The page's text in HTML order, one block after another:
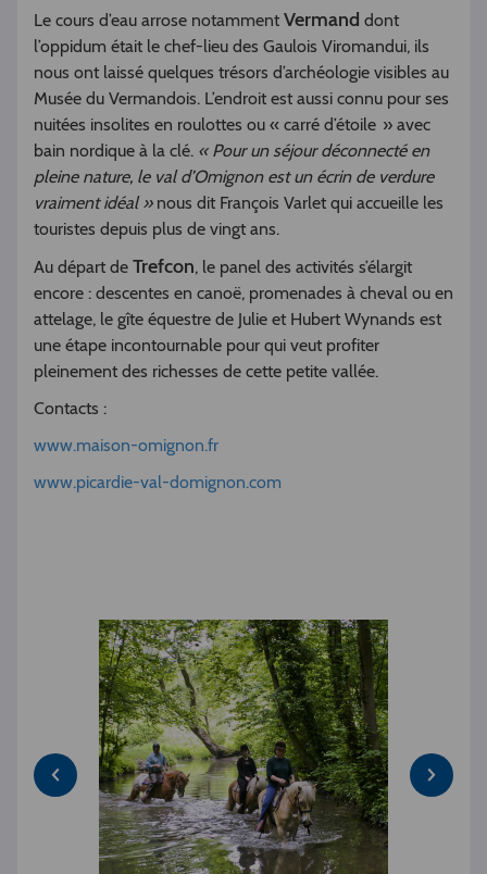
Le cours d’eau arrose notamment Vermand dont
l’oppidum était le chef-lieu des Gaulois Viromandui, ils
nous ont laissé quelques trésors d’archéologie visibles au
Musée du Vermandois. L’endroit est aussi connu pour ses
nuitées insolites en roulottes ou « carré d’étoile » avec
bain nordique à la clé. « Pour un séjour déconnecté en
pleine nature, le val d’Omignon est un écrin de verdure
vraiment idéal » nous dit François Varlet qui accueille les
touristes depuis plus de vingt ans.
Au départ de Trefcon, le panel des activités s’élargit
encore : descentes en canoë, promenades à cheval ou en
attelage, le gîte équestre de Julie et Hubert Wynands est
une étape incontournable pour qui veut profiter
pleinement des richesses de cette petite vallée.
Contacts :
www.maison-omignon.fr
www.picardie-val-domignon.com